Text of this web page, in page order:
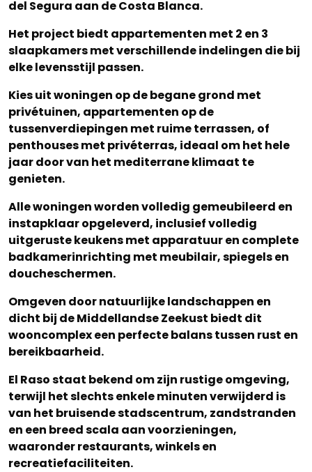
del Segura aan de Costa Blanca.
Het project biedt appartementen met 2 en 3
slaapkamers met verschillende indelingen die bij
elke levensstijl passen.
Kies uit woningen op de begane grond met
privétuinen, appartementen op de
tussenverdiepingen met ruime terrassen, of
penthouses met privéterras, ideaal om het hele
jaar door van het mediterrane klimaat te
genieten.
Alle woningen worden volledig gemeubileerd en
instapklaar opgeleverd, inclusief volledig
uitgeruste keukens met apparatuur en complete
badkamerinrichting met meubilair, spiegels en
doucheschermen.
Omgeven door natuurlijke landschappen en
dicht bij de Middellandse Zeekust biedt dit
wooncomplex een perfecte balans tussen rust en
bereikbaarheid.
El Raso staat bekend om zijn rustige omgeving,
terwijl het slechts enkele minuten verwijderd is
van het bruisende stadscentrum, zandstranden
en een breed scala aan voorzieningen,
waaronder restaurants, winkels en
recreatiefaciliteiten.